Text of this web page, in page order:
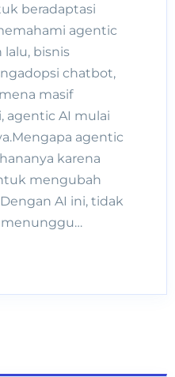
beradaptasi
agentic
lalu, bisnis
chatbot,
masif
agentic AI mulai
agentic
karena
mengubah
AI ini, tidak
menunggu…